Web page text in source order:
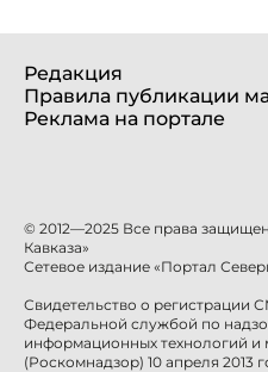
Редакция
Правила публикации
Реклама на портале
© 2012—2025 Все права
Кавказа»
Сетевое издание «Портал
Свидетельство о
Федеральной службой по
информационных технологий и
(Роскомнадзор) 10 апреля 2013